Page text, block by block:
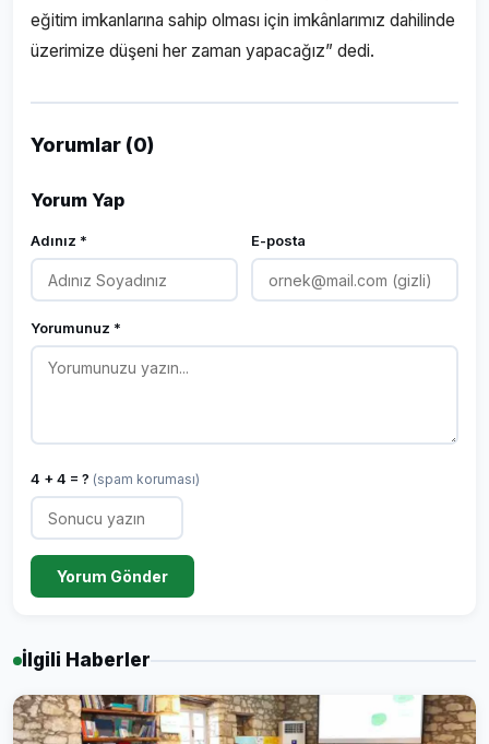
eğitim imkanlarına sahip olması için imkânlarımız dahilinde
üzerimize düşeni her zaman yapacağız” dedi.
Yorumlar (0)
Yorum Yap
Adınız * E-posta
Yorumunuz *
4 + 4 = ? (spam koruması)
Yorum Gönder
İlgili Haberler